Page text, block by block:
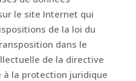
le site Internet qui
de la loi du
dans le
de la directive
à la protection juridique